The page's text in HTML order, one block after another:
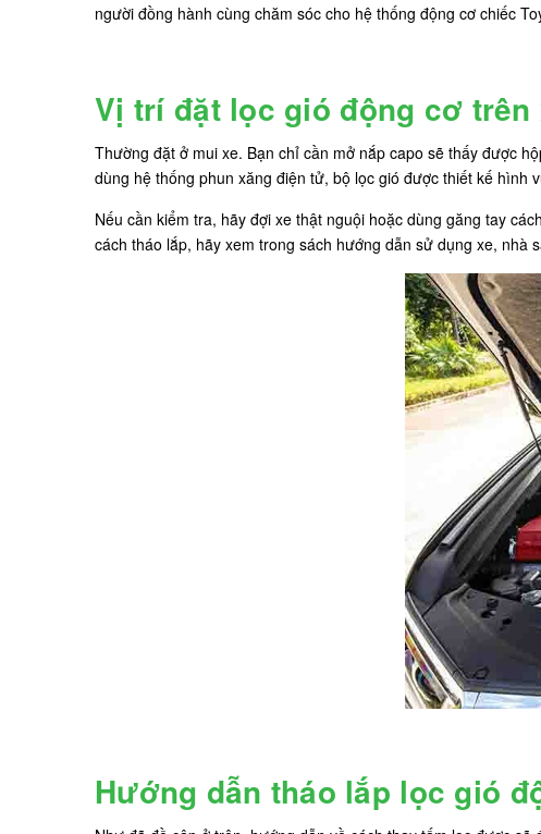
người đồng hành cùng chăm sóc cho hệ thống động cơ chiếc
Vị trí đặt lọc gió động cơ trên
Thường đặt ở mui xe. Bạn chỉ cần mở nắp capo sẽ thấy được
dùng hệ thống phun xăng điện tử, bộ lọc gió được thiết kế
Nếu cần kiểm tra, hãy đợi xe thật nguội hoặc dùng găng tay
cách tháo lắp, hãy xem trong sách hướng dẫn sử dụng xe, nhà
Hướng dẫn tháo lắp lọc gió